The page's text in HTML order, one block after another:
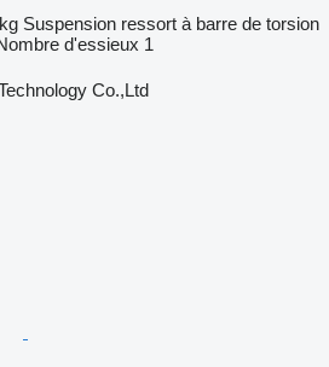
Suspension ressort à barre de torsion
d'essieux 1
Co.,Ltd